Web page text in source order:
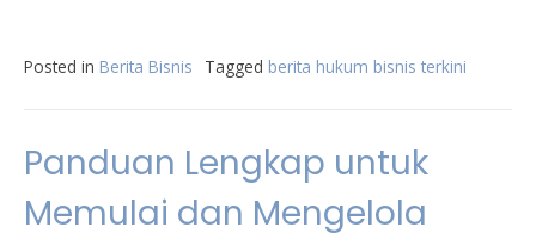
Posted in Berita Bisnis Tagged berita hukum bisnis terkini
Panduan Lengkap untuk
Memulai dan Mengelola